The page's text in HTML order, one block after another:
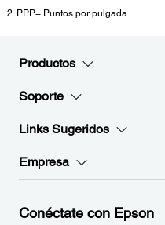
2. PPP= Puntos por pulgada
Productos
Soporte
Links Sugeridos
Empresa
Conéctate con Epson